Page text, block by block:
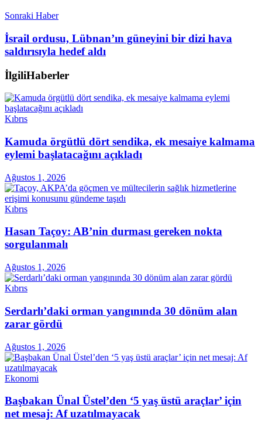
Sonraki Haber
İsrail ordusu, Lübnan’ın güneyini bir dizi hava
saldırısıyla hedef aldı
İlgiliHaberler
Kıbrıs
Kamuda örgütlü dört sendika, ek mesaiye kalmama
eylemi başlatacağını açıkladı
Ağustos 1, 2026
Kıbrıs
Hasan Taçoy: AB’nin durması gereken nokta
sorgulanmalı
Ağustos 1, 2026
Kıbrıs
Serdarlı’daki orman yangınında 30 dönüm alan
zarar gördü
Ağustos 1, 2026
Ekonomi
Başbakan Ünal Üstel’den ‘5 yaş üstü araçlar’ için
net mesaj: Af uzatılmayacak